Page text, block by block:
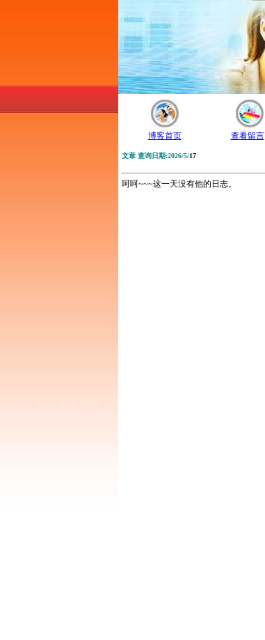
博客首页 查看留言
文章 查询日期:2026/5/17
呵呵~~~这一天没有他的日志。